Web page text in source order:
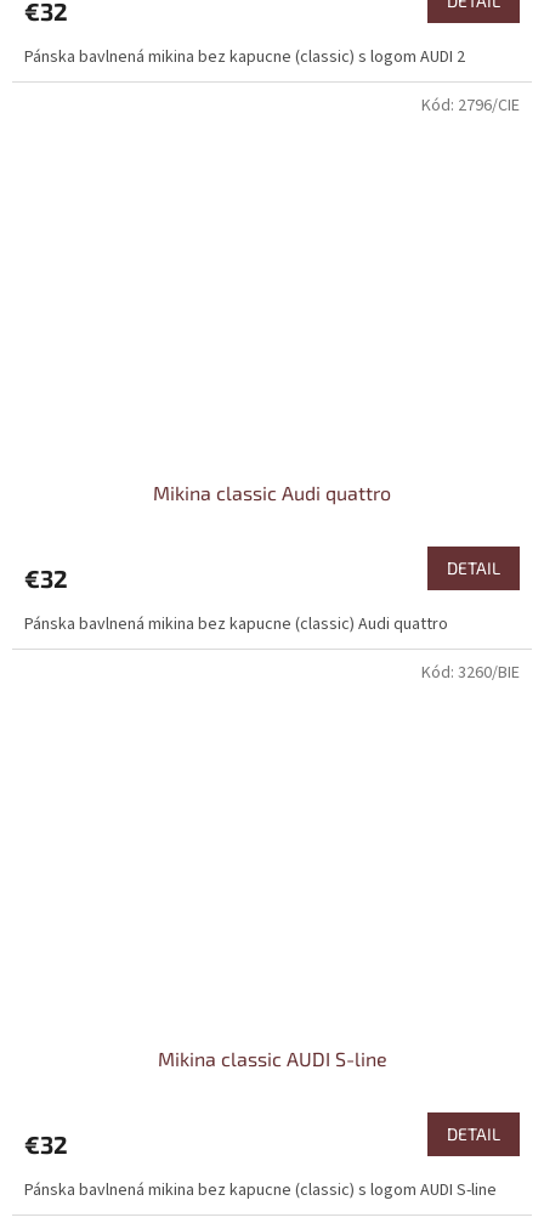
€32
Pánska bavlnená mikina bez kapucne (classic) s logom AUDI 2
Mikina classic Audi quattro
€32 DETAIL
Pánska bavlnená mikina bez kapucne (classic) Audi quattro
Kód: 2796/CIE
Mikina classic AUDI S-line
€32 DETAIL
Pánska bavlnená mikina bez kapucne (classic) s logom AUDI S-line
Kód: 3260/BIE